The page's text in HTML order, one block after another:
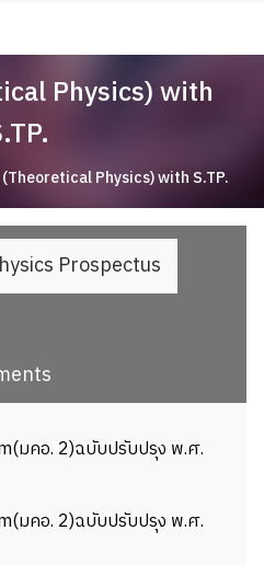
Physics) with
(Theoretical Physics) with S.TP.
Prospectus
มคอ. 2)ฉบับปรับปรุง พ.ศ.
มคอ. 2)ฉบับปรับปรุง พ.ศ.